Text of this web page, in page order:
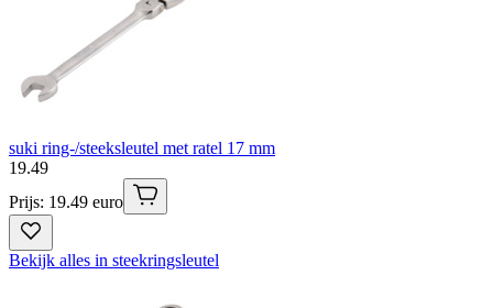
suki ring-/steeksleutel met ratel 17 mm
19.49
Prijs: 19.49 euro
Bekijk alles in steekringsleutel